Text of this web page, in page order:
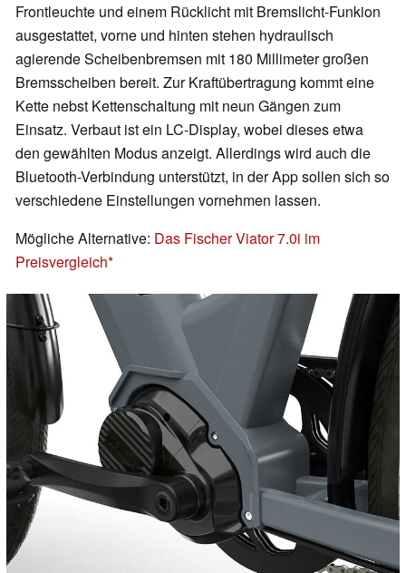
Frontleuchte und einem Rücklicht mit Bremslicht-Funkion
ausgestattet, vorne und hinten stehen hydraulisch
agierende Scheibenbremsen mit 180 Millimeter großen
Bremsscheiben bereit. Zur Kraftübertragung kommt eine
Kette nebst Kettenschaltung mit neun Gängen zum
Einsatz. Verbaut ist ein LC-Display, wobei dieses etwa
den gewählten Modus anzeigt. Allerdings wird auch die
Bluetooth-Verbindung unterstützt, in der App sollen sich so
verschiedene Einstellungen vornehmen lassen.
Mögliche Alternative: Das Fischer Viator 7.0i im
Preisvergleich